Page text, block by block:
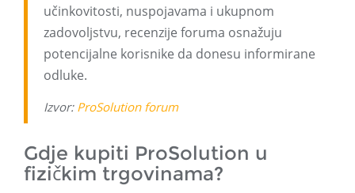
učinkovitosti, nuspojavama i ukupnom
zadovoljstvu, recenzije foruma osnažuju
potencijalne korisnike da donesu informirane
odluke.
Izvor: ProSolution forum
Gdje kupiti ProSolution u
fizičkim trgovinama?